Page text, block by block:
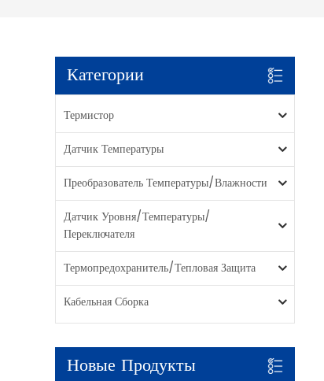
Категории
Термистор
Датчик Температуры
Преобразователь Температуры/влажности
Датчик Уровня/температуры/
Переключателя
Термопредохранитель/тепловая Защита
Кабельная Сборка
Новые Продукты